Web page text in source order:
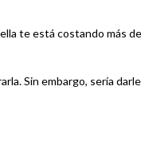
te está costando más
Sin embargo, sería